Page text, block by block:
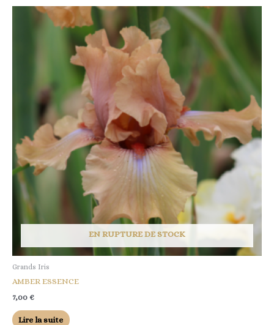
EN RUPTURE DE STOCK
Grands Iris
AMBER ESSENCE
7,00 €
Lire la suite